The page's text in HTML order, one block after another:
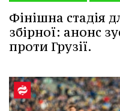
Фінішна стадія
збірної: анонс
проти Грузії.